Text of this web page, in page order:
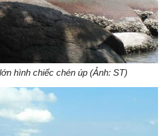
hình chiếc chén úp (Ảnh: ST)